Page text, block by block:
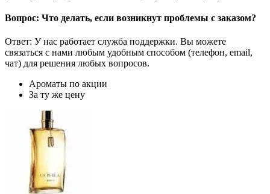
Вопрос: Что делать, если возникнут проблемы с заказом?
Ответ: У нас работает служба поддержки. Вы можете
связаться с нами любым удобным способом (телефон, email,
чат) для решения любых вопросов.
Ароматы по акции
За ту же цену